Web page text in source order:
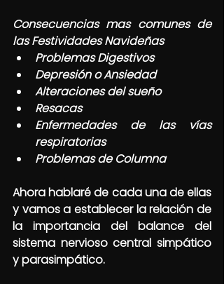
Consecuencias mas comunes de
las Festividades Navideñas
Problemas Digestivos
Depresión o Ansiedad
Alteraciones del sueño
Resacas
Enfermedades de las vías
respiratorias
Problemas de Columna
Ahora hablaré de cada una de ellas
y vamos a establecer la relación de
la importancia del balance del
sistema nervioso central simpático
y parasimpático.